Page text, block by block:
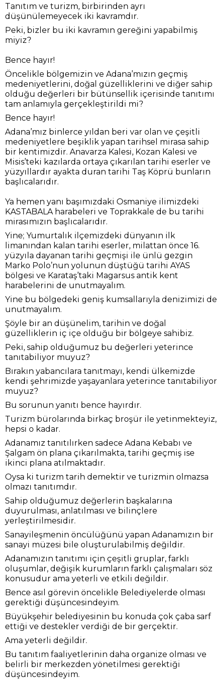
Tanıtım ve turizm, birbirinden ayrı
düşünülemeyecek iki kavramdır.
Peki, bizler bu iki kavramın gereğini yapabilmiş
miyiz?
Bence hayır!
Öncelikle bölgemizin ve Adana’mızın geçmiş
medeniyetlerini, doğal güzelliklerini ve diğer sahip
olduğu değerleri bir bütünsellik içerisinde tanıtımı
tam anlamıyla gerçekleştirildi mi?
Bence hayır!
Adana’mız binlerce yıldan beri var olan ve çeşitli
medeniyetlere beşiklik yapan tarihsel mirasa sahip
bir kentimizdir. Anavarza Kalesi, Kozan Kalesi ve
Misis’teki kazılarda ortaya çıkarılan tarihi eserler ve
yüzyıllardır ayakta duran tarihi Taş Köprü bunların
başlıcalarıdır.
Ya hemen yanı başımızdaki Osmaniye ilimizdeki
KASTABALA harabeleri ve Toprakkale de bu tarihi
mirasımızın başlıcalarıdır.
Yine; Yumurtalık ilçemizdeki dünyanın ilk
limanından kalan tarihi eserler, milattan önce 16.
yüzyıla dayanan tarihi geçmişi ile ünlü gezgin
Marko Polo’nun yolunun düştüğü tarihi AYAS
bölgesi ve Karataş’taki Magarsus antik kent
harabelerini de unutmayalım.
Yine bu bölgedeki geniş kumsallarıyla denizimizi de
unutmayalım.
Şöyle bir an düşünelim, tarihin ve doğal
güzelliklerin iç içe olduğu bir bölgeye sahibiz.
Peki, sahip olduğumuz bu değerleri yeterince
tanıtabiliyor muyuz?
Bırakın yabancılara tanıtmayı, kendi ülkemizde
kendi şehrimizde yaşayanlara yeterince tanıtabiliyor
muyuz?
Bu sorunun yanıtı bence hayırdır.
Turizm bürolarında birkaç broşür ile yetinmekteyiz,
hepsi o kadar.
Adanamız tanıtılırken sadece Adana Kebabı ve
Şalgam ön plana çıkarılmakta, tarihi geçmiş ise
ikinci plana atılmaktadır.
Oysa ki turizm tarih demektir ve turizmin olmazsa
olmazı tanıtımdır.
Sahip olduğumuz değerlerin başkalarına
duyurulması, anlatılması ve bilinçlere
yerleştirilmesidir.
Sanayileşmenin öncülüğünü yapan Adanamızın bir
sanayi müzesi bile oluşturulabilmiş değildir.
Adanamızın tanıtımı için çeşitli gruplar, farklı
oluşumlar, değişik kurumların farklı çalışmaları söz
konusudur ama yeterli ve etkili değildir.
Bence asıl görevin öncelikle Belediyelerde olması
gerektiği düşüncesindeyim.
Büyükşehir belediyesinin bu konuda çok çaba sarf
ettiği ve destekler verdiği de bir gerçektir.
Ama yeterli değildir.
Bu tanıtım faaliyetlerinin daha organize olması ve
belirli bir merkezden yönetilmesi gerektiği
düşüncesindeyim.